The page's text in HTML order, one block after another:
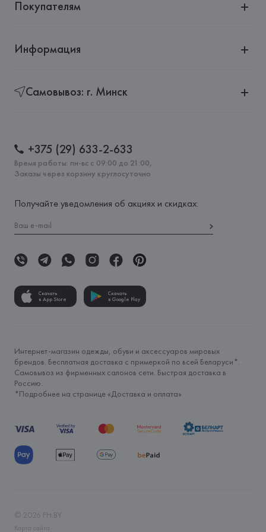
Покупателям
Информация
Самовывоз: г. Минск
+375 (29) 633-2-633
Время работы: пн-вс с 09:00 до 21:00,
Заказы через корзину круглосуточно
Получайте уведомления об акциях и скидках:
Скачать
в App Store
Скачать
в Google Play
Интернет-магазин одежды, обуви и аксессуаров мировых
брендов. Бесплатная доставка с примеркой по всей Беларуси*.
Самовывоз из фирменных салонов сети. Быстрая доставка в
Россию.
*Подробнее на странице «Доставка и оплата»
© 2026 FH.BY
Карта сайта